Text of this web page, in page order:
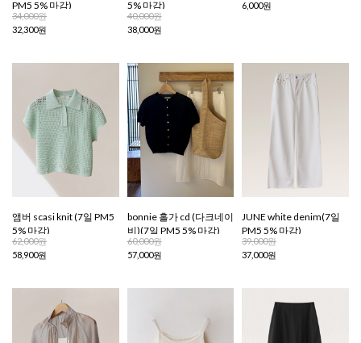
PM5 5% 마감)
34,000원
32,300원
5% 마감)
40,000원
38,000원
6,000원
앰버 scasi knit (7일 PM5
5% 마감)
62,000원
58,900원
bonnie 홀가 cd (다크네이
비)(7일 PM5 5% 마감)
60,000원
57,000원
JUNE white denim(7일
PM5 5% 마감)
39,000원
37,000원